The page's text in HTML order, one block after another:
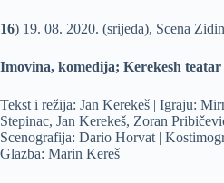
16) 19. 08. 2020. (srijeda), Scena
Imovina, komedija; Kerekesh teatar
Tekst i režija: Jan Kerekeš | Igraju:
Stepinac, Jan Kerekeš, Zoran
Scenografija: Dario Horvat |
Glazba: Marin Kereš